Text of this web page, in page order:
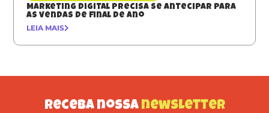
Marketing digital precisa se antecipar para
as vendas de final de ano
LEIA MAIS
Receba nossa newsletter